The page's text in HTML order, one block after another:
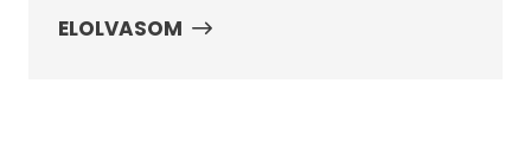
ELOLVASOM